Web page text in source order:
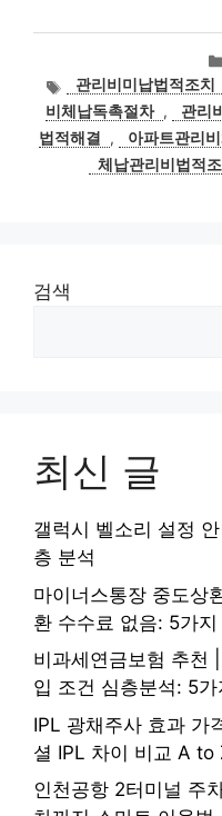
태
그
관리비미납법적조치
비체납독촉절차 , 관리
법적해결
, 아파트관리
체납관리비법적조
검색
최신 글
갤럭시 벨소리 설정
층 분석
마이너스통장 중도상
환 수수료 없음: 5가
비과세연금보험 추천
입 조건 심층분석: 5
IPL 광채주사 효과 가
셜 IPL 차이 비교 A to
인천공항 2터미널 주